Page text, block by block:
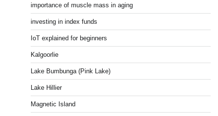
importance of muscle mass in aging
investing in index funds
IoT explained for beginners
Kalgoorlie
Lake Bumbunga (Pink Lake)
Lake Hillier
Magnetic Island